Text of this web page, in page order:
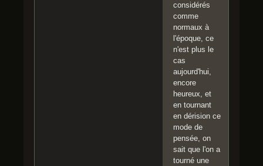
considérés
comme
normaux à
l'époque, ce
n'est plus le
cas
aujourd'hui,
encore
heureux, et
en tournant
en dérision ce
mode de
pensée, on
sait que l'on a
tourné une